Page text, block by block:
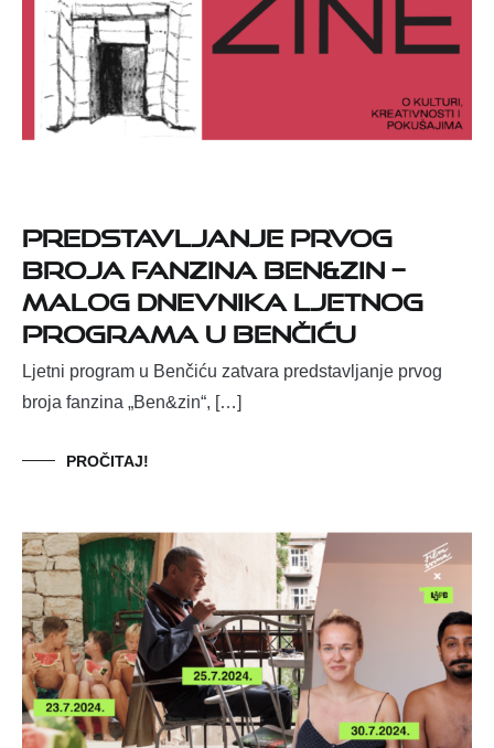
Predstavljanje prvog
broja fanzina Ben&zin –
malog dnevnika Ljetnog
programa u Benčiću
Ljetni program u Benčiću zatvara predstavljanje prvog
broja fanzina „Ben&zin“, […]
PROČITAJ!